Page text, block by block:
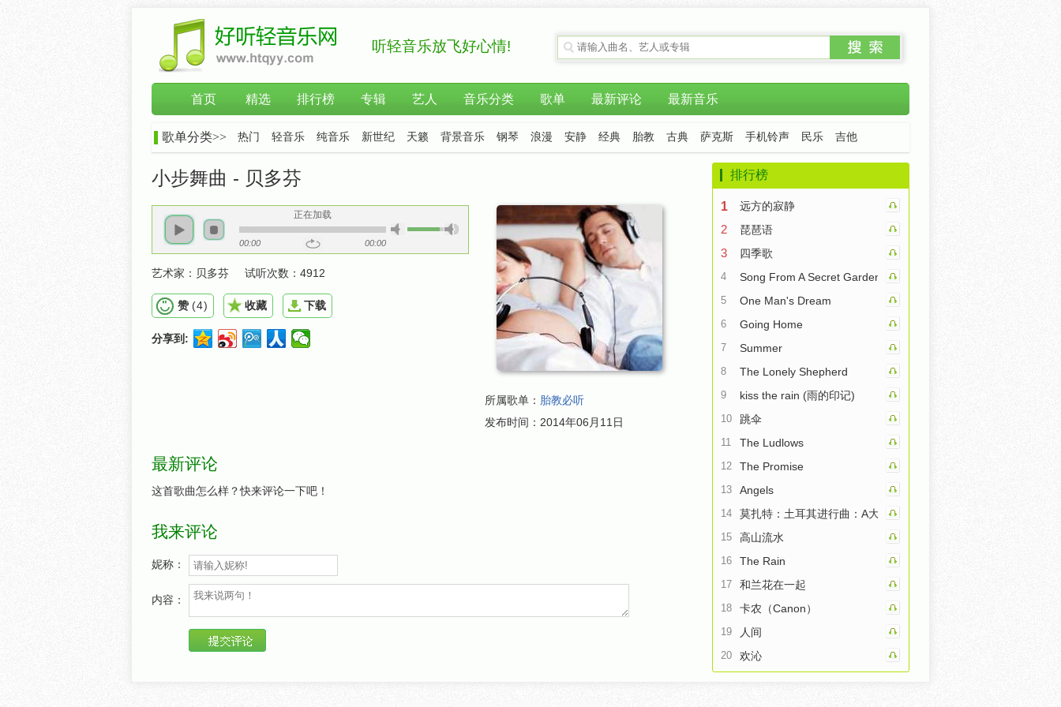
听轻音乐放飞好心情!
首页 精选 排行榜 专辑 艺人 音乐分类 歌单 最新评论 最新音乐
歌单分类>> 热门 轻音乐 纯音乐 新世纪 天籁 背景音乐 钢琴 浪漫 安静 经典 胎教 古典 萨克斯 手机铃声 民乐 吉他
小步舞曲 - 贝多芬
正在加载
00:00 00:00
艺术家： 贝多芬 试听次数： 4912
赞 (4) 收藏 下载
分享到:
所属歌单： 胎教必听
发布时间： 2014年06月11日
最新评论
这首歌曲怎么样？快来评论一下吧！
我来评论
妮称：
内容：
排行榜
1 远方的寂静
2 琵琶语
3 四季歌
4 Song From A Secret Garden
5 One Man's Dream
6 Going Home
7 Summer
8 The Lonely Shepherd
9 kiss the rain (雨的印记)
10 跳伞
11 The Ludlows
12 The Promise
13 Angels
14 莫扎特：土耳其进行曲：A大调钢琴奏鸣曲第三乐章
15 高山流水
16 The Rain
17 和兰花在一起
18 卡农（Canon）
19 人间
20 欢沁